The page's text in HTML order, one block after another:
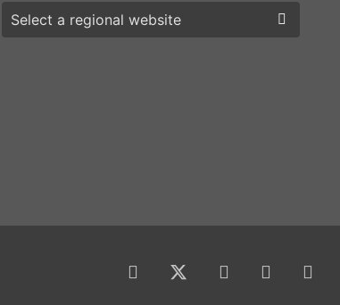
Choose a region